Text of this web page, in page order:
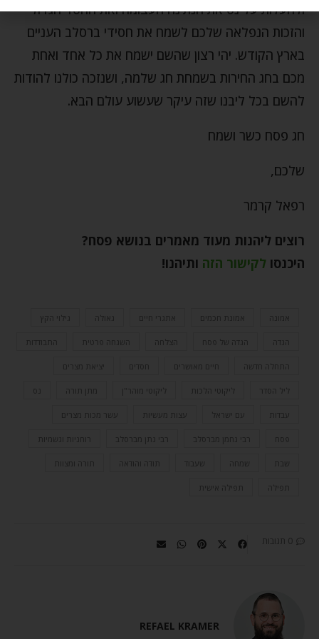
ולהעלות על נס את הנתינה העצומה ואת החסד הגדול
והזכות הנפלאה שלכם לשמח את חסידי ברסלב העניים
בארץ הקודש. יהי רצון שהשם ישמח את כל אחד ואחת
מכם בחג החירות בשמחת חג שלמה, ושנזכה כולנו להודות
להשם בכל ליבנו שזה עיקר שעשוע עולם הבא.
חג פסח כשר ושמח
שלכם,
רפאל קרמר
רוצים ליהנות מעוד מאמרים בנושא פסח?
היכנסו לקישור הזה ותיהנו!
אמונה אמונת חכמים אתגרי חיים גילוי הקץ
הגדה של פסח הצלחה השגחה פרטית התבודדות
התחלה חדשה חיים מאושרים חסדים יציאת מצרים
ליל הסדר ליקוטי הלכות ליקוטי מוהר"ן מתן תורה נס
עבדות עם ישראל עצות מעשיות עשר מכות מצרים
פסח רבי נחמן מברסלב רבי נתן מברסלב רוחניות וגשמיות
שבת שמחה שעבוד תודה והודאה תורה ומצוות
תפילה תפילה אישית
0 תגובות
REFAEL KRAMER